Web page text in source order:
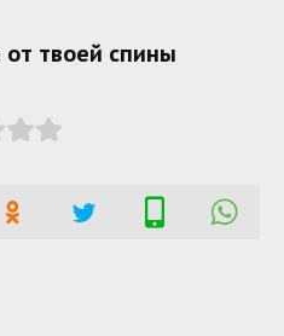
от твоей спины